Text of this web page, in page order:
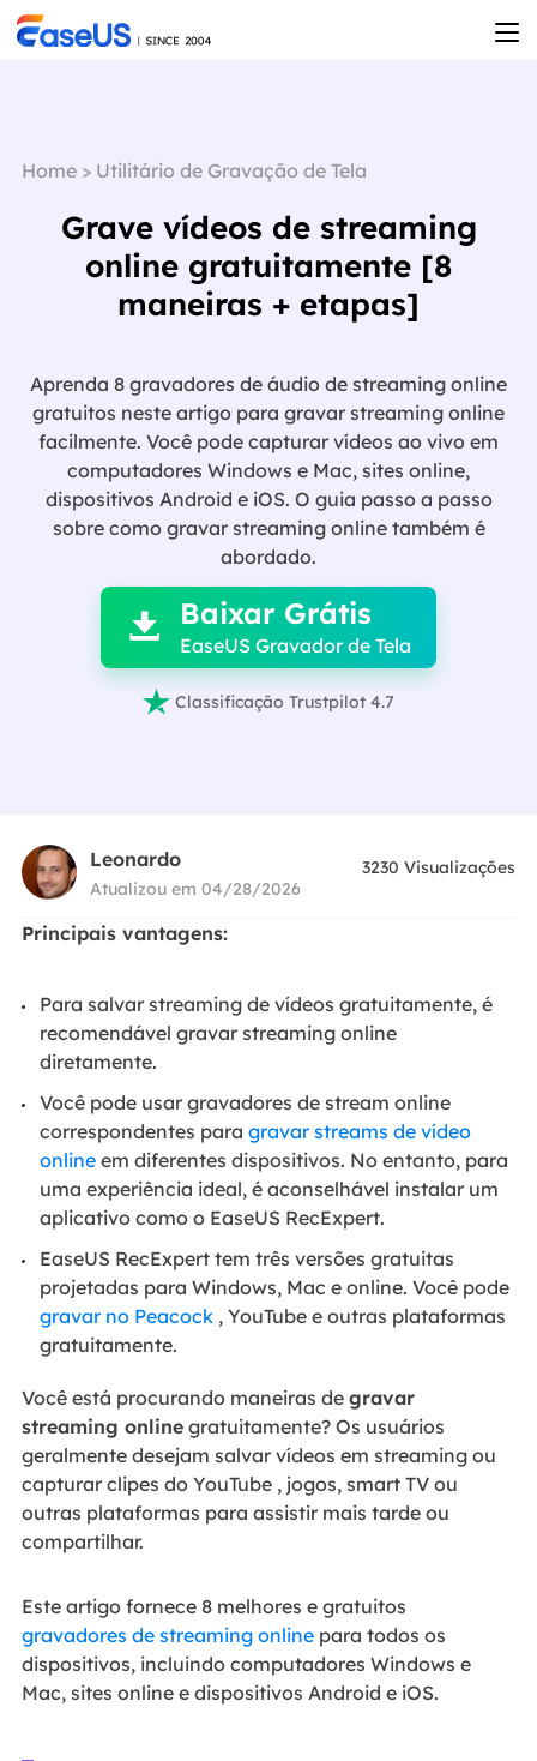
Home> Utilitário de Gravação de Tela
Grave vídeos de streaming
online gratuitamente [8
maneiras + etapas]
Aprenda 8 gravadores de áudio de streaming online
gratuitos neste artigo para gravar streaming online
facilmente. Você pode capturar vídeos ao vivo em
computadores Windows e Mac, sites online,
dispositivos Android e iOS. O guia passo a passo
sobre como gravar streaming online também é
abordado.

 Baixar Grátis
EaseUS Gravador de Tela
 Classificação Trustpilot 4.7
Leonardo
Atualizou em 04/28/2026
3230 Visualizações
Principais vantagens:
Para salvar streaming de vídeos gratuitamente, é
recomendável gravar streaming online
diretamente.
Você pode usar gravadores de stream online
correspondentes para gravar streams de vídeo
onlineem diferentes dispositivos. No entanto, para
uma experiência ideal, é aconselhável instalar um
aplicativo como o EaseUS RecExpert.
EaseUS RecExpert tem três versões gratuitas
projetadas para Windows, Mac e online. Você pode
gravar no Peacock, YouTube e outras plataformas
gratuitamente.
Você está procurando maneiras de gravar
streaming onlinegratuitamente? Os usuários
geralmente desejam salvar vídeos em streaming ou
capturar clipes do YouTube , jogos, smart TV ou
outras plataformas para assistir mais tarde ou
compartilhar.
Este artigo fornece 8 melhores e gratuitos
gravadores de streaming onlinepara todos os
dispositivos, incluindo computadores Windows e
Mac, sites online e dispositivos Android e iOS.